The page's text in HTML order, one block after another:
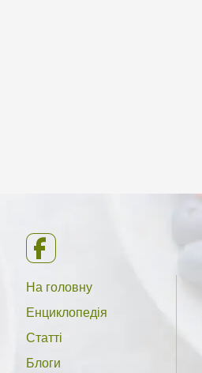
На головну
Енциклопедія
Статті
Блоги